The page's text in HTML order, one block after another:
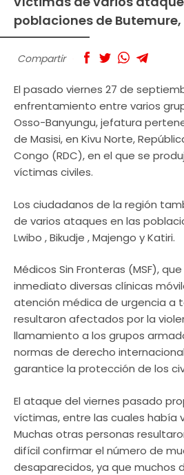
poblaciones de Butemure,
Compartir
El pasado viernes 27 de
enfrentamiento entre varios
Osso-Banyungu, jefatura
de Masisi, en Kivu Norte,
Congo (RDC), en el que se
víctimas civiles.
Los ciudadanos de la región
de varios ataques en las
Lwibo , Bikudje , Majengo y Katiri.
Médicos Sin Fronteras (MSF),
inmediato diversas clínicas
atención médica de urgencia a
resultaron afectados por la
llamamiento a los grupos
normas de derecho
garantice la protección de los
El ataque del viernes pasado
víctimas, entre las cuales había
Muchas otras personas
difícil confirmar el número de
desaparecidos, ya que muchos